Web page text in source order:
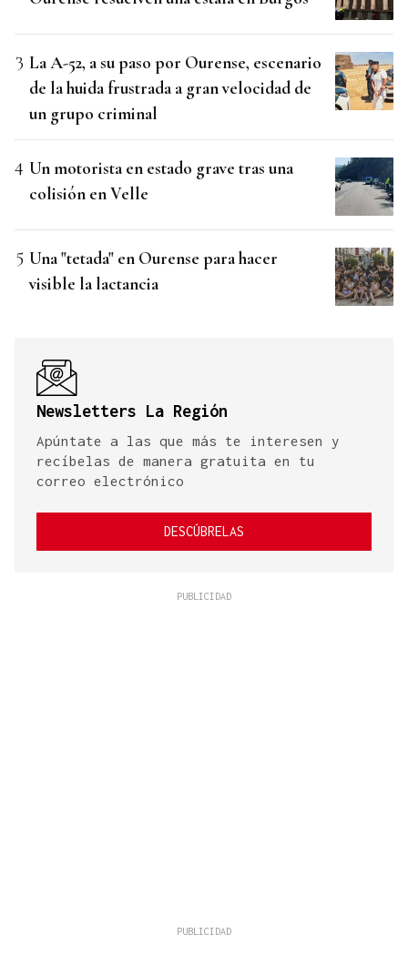
La A-52, a su paso por Ourense, escenario
de la huida frustrada a gran velocidad de
un grupo criminal
Un motorista en estado grave tras una
colisión en Velle
Una "tetada" en Ourense para hacer
visible la lactancia
Newsletters La Región
Apúntate a las que más te interesen y
recíbelas de manera gratuita en tu
correo electrónico
DESCÚBRELAS